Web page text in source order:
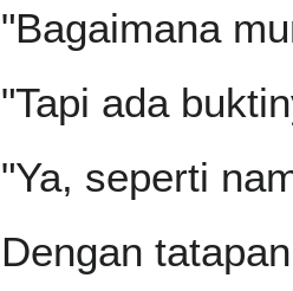
"Bagaimana
"Tapi ada
"Ya, seperti
Dengan